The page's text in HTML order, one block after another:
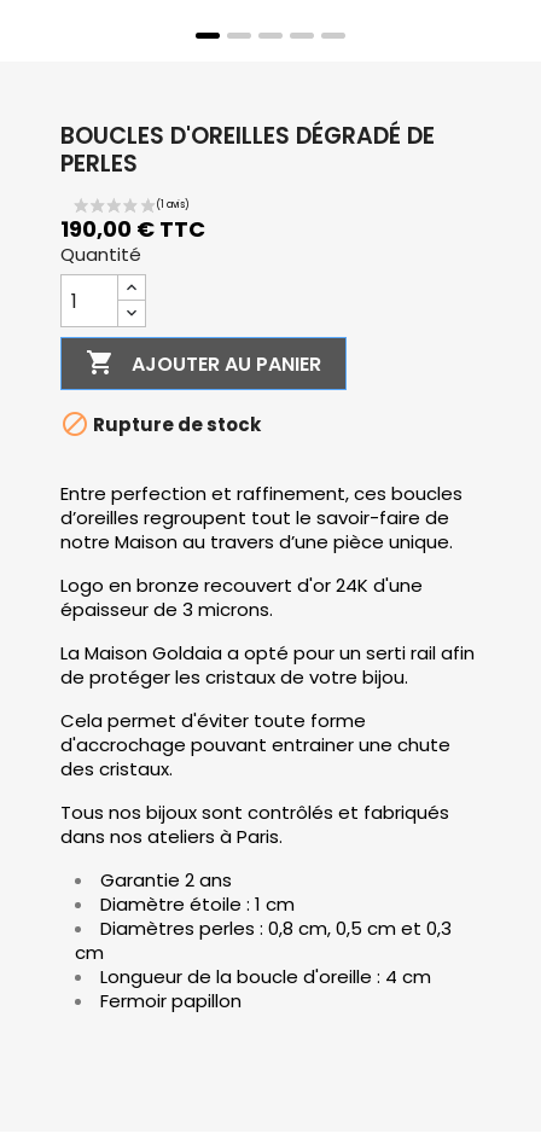
BOUCLES D'OREILLES DÉGRADÉ DE
PERLES
(1 avis)
190,00 € TTC
Quantité
 AJOUTER AU PANIER
 Rupture de stock
Entre perfection et raffinement, ces boucles
d’oreilles regroupent tout le savoir-faire de
notre Maison au travers d’une pièce unique.
Logo en bronze recouvert d'or 24K d'une
épaisseur de 3 microns.
La Maison Goldaia a opté pour un serti rail afin
de protéger les cristaux de votre bijou.
Cela permet d'éviter toute forme
d'accrochage pouvant entrainer une chute
des cristaux.
Tous nos bijoux sont contrôlés et fabriqués
dans nos ateliers à Paris.
Garantie 2 ans
Diamètre étoile : 1 cm
Diamètres perles : 0,8 cm, 0,5 cm et 0,3
cm
Longueur de la boucle d'oreille : 4 cm
Fermoir papillon